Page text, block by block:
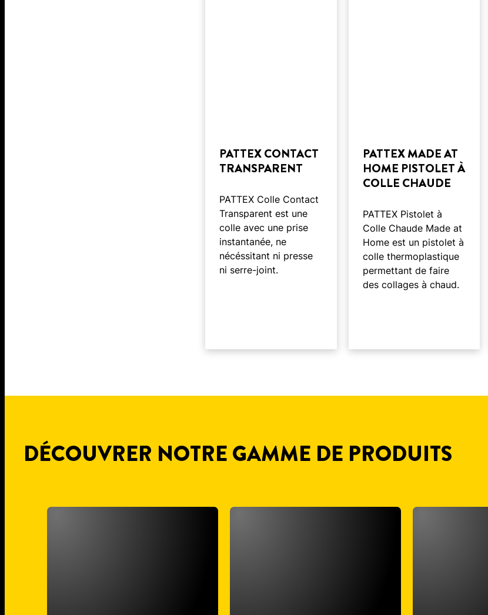
PATTEX CONTACT
TRANSPARENT
PATTEX Colle Contact
Transparent est une
colle avec une prise
instantanée, ne
nécéssitant ni presse
ni serre-joint.
PATTEX MADE AT
HOME PISTOLET À
COLLE CHAUDE
PATTEX Pistolet à
Colle Chaude Made at
Home est un pistolet à
colle thermoplastique
permettant de faire
des collages à chaud.
DÉCOUVRER NOTRE GAMME DE PRODUITS